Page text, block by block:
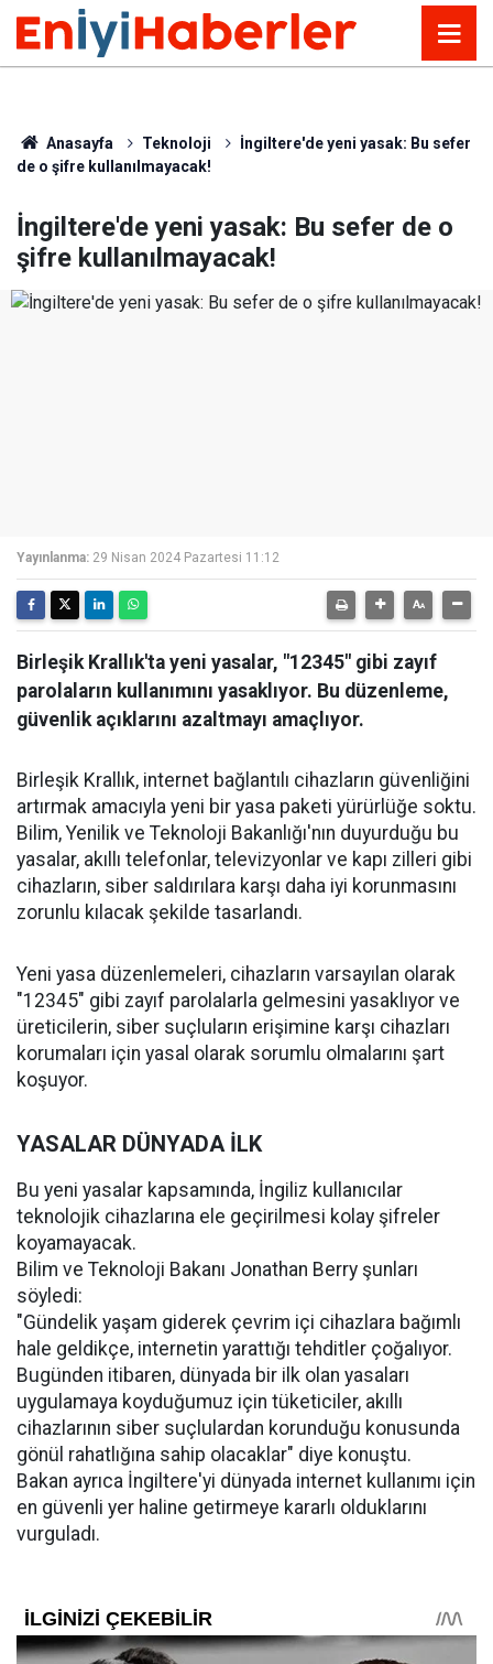
Anasayfa Teknoloji
İngiltere'de yeni yasak: Bu sefer
de o şifre kullanılmayacak!
İngiltere'de yeni yasak: Bu sefer de o
şifre kullanılmayacak!
Yayınlanma: 29 Nisan 2024 Pazartesi 11:12
Birleşik Krallık'ta yeni yasalar, "12345" gibi zayıf
parolaların kullanımını yasaklıyor. Bu düzenleme,
güvenlik açıklarını azaltmayı amaçlıyor.
Birleşik Krallık, internet bağlantılı cihazların güvenliğini
artırmak amacıyla yeni bir yasa paketi yürürlüğe soktu.
Bilim, Yenilik ve Teknoloji Bakanlığı'nın duyurduğu bu
yasalar, akıllı telefonlar, televizyonlar ve kapı zilleri gibi
cihazların, siber saldırılara karşı daha iyi korunmasını
zorunlu kılacak şekilde tasarlandı.
Yeni yasa düzenlemeleri, cihazların varsayılan olarak
"12345" gibi zayıf parolalarla gelmesini yasaklıyor ve
üreticilerin, siber suçluların erişimine karşı cihazları
korumaları için yasal olarak sorumlu olmalarını şart
koşuyor.
YASALAR DÜNYADA İLK
Bu yeni yasalar kapsamında, İngiliz kullanıcılar
teknolojik cihazlarına ele geçirilmesi kolay şifreler
koyamayacak.
Bilim ve Teknoloji Bakanı Jonathan Berry şunları
söyledi:
"Gündelik yaşam giderek çevrim içi cihazlara bağımlı
hale geldikçe, internetin yarattığı tehditler çoğalıyor.
Bugünden itibaren, dünyada bir ilk olan yasaları
uygulamaya koyduğumuz için tüketiciler, akıllı
cihazlarının siber suçlulardan korunduğu konusunda
gönül rahatlığına sahip olacaklar" diye konuştu.
Bakan ayrıca İngiltere'yi dünyada internet kullanımı için
en güvenli yer haline getirmeye kararlı olduklarını
vurguladı.